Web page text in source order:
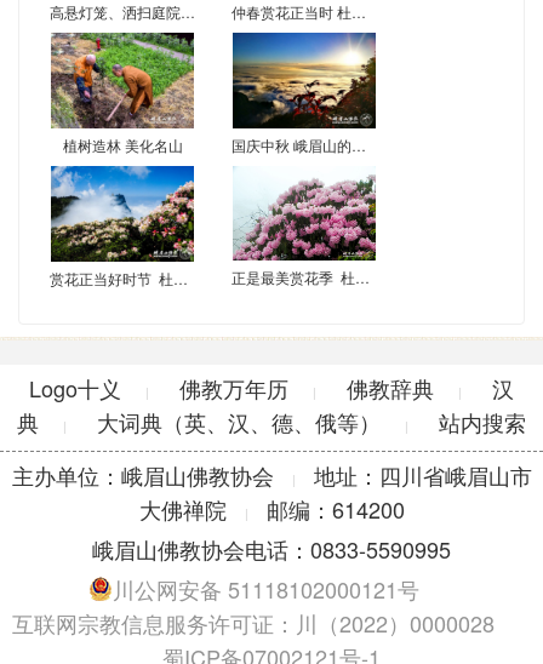
高悬灯笼、洒扫庭院，峨眉山各寺院喜气洋洋迎新春 仲春赏花正当时 杜鹃牡丹相映红
植树造林 美化名山 国庆中秋 峨眉山的日月云海
赏花正当好时节 杜鹃绽放峨眉巅 正是最美赏花季 杜鹃怒放峨眉峰
Logo十义 | 佛教万年历 | 佛教辞典 |
汉
典
| 大词典（英、汉、德、俄等） |
站内搜索
主办单位：峨眉山佛教协会
|
地址：四川省峨眉山市
大佛禅院
|
邮编：614200
峨眉山佛教协会电话：0833-5590995
川公网安备 51118102000121号
互联网宗教信息服务许可证：川（2022）0000028
蜀ICP备07002121号-1